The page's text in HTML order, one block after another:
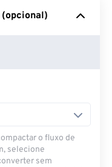
(opcional)
o fluxo de
selecione
sem